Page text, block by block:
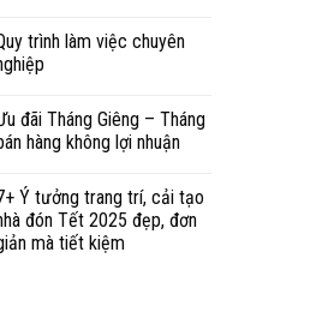
trình làm việc chuyên
đãi Tháng Giêng – Tháng
hàng không lợi nhuận
Ý tưởng trang trí, cải tạo
đón Tết 2025 đẹp, đơn
mà tiết kiệm